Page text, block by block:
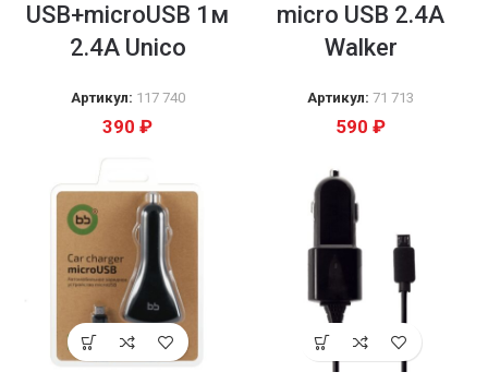
USB+microUSB 1м
2.4A Unico
Артикул: 117 740
390 ₽
micro USB 2.4А
Walker
Артикул: 71 713
590 ₽